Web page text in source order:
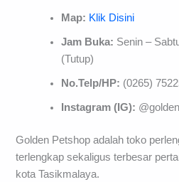
Map: Klik Disini
Jam Buka: Senin –
(Tutup)
No.Telp/HP: (0265)
Instagram (IG):
Golden Petshop adalah toko
terlengkap sekaligus terbesar
kota Tasikmalaya.